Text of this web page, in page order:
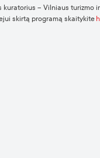
– Vilniaus turizmo
skirtą programą skaitykite